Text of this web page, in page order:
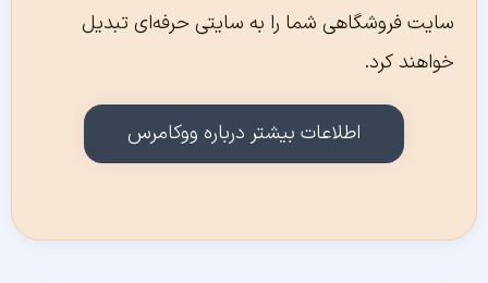
سایت فروشگاهی شما را به سایتی حرفه‌ای تبدیل
خواهند کرد.
اطلاعات بیشتر درباره ووکامرس